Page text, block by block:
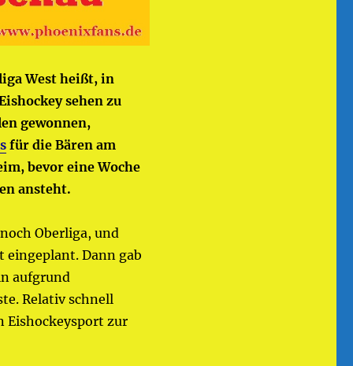
West heißt, in
sehen zu
gewonnen,
für die Bären am
bevor eine Woche
ansteht.
Oberliga, und
eingeplant. Dann gab
aufgrund
Relativ schnell
Eishockeysport zur